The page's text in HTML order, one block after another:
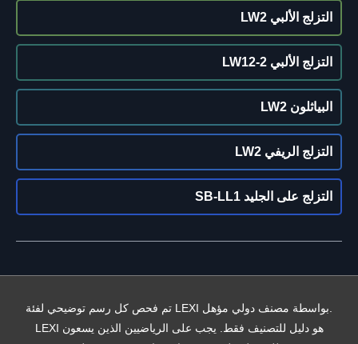
التزلج الألبي LW2
التزلج الألبي LW12-2
البياثلون LW2
التزلج الريفي LW2
التزلج على الجليد SB-LL1
تم فحص كل رسم توضيحي لفئة LEXI بواسطة مصنف دولي مؤهل.
LEXI هو دليل للتصنيف فقط. يجب على الرياضيين الذين يسعون